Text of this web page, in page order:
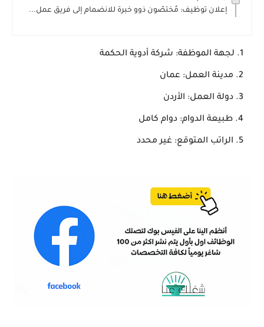
إعلان توظيف: مُختصّون ذوو خبرة للانضمام إلى فريق عمل...
لجهة الموظفة: شركة أدوية الحكمة
مدينة العمل: عمان
دولة العمل: الأردن
طبيعة الدوام: دوام كامل
الراتب المتوقع: غير محدد